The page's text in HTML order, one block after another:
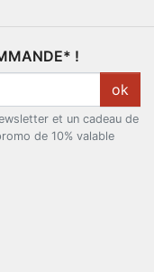
!
ok
et un cadeau de
de 10% valable